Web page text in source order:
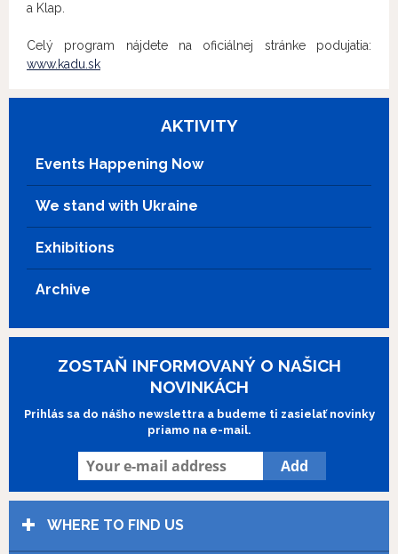
a Klap.
Celý program nájdete na oficiálnej stránke podujatia:
www.kadu.sk
AKTIVITY
Events Happening Now
We stand with Ukraine
Exhibitions
Archive
ZOSTAŇ INFORMOVANÝ O NAŠICH
NOVINKÁCH
Prihlás sa do nášho newslettra a budeme ti zasielať novinky
priamo na e-mail.
WHERE TO FIND US